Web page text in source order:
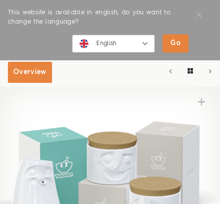
This website is available in english, do you want to
change the language?
English Go
ONLINE SHOP
Overview